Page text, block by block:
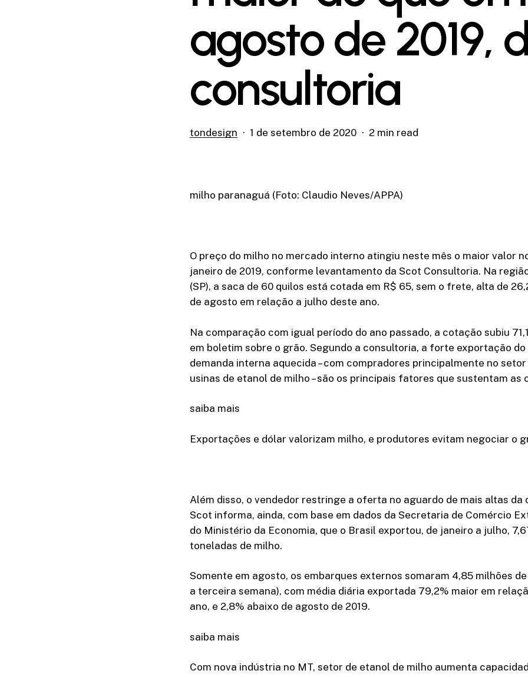
agosto de 2019,
consultoria
tondesign 1 de setembro de 2020 2 min read
milho paranaguá (Foto: Claudio Neves/APPA)
O preço do milho no mercado interno atingiu neste mês o maior valor
janeiro de 2019, conforme levantamento da Scot Consultoria. Na
(SP), a saca de 60 quilos está cotada em R$ 65, sem o frete, alta de
de agosto em relação a julho deste ano.
Na comparação com igual período do ano passado, a cotação subiu
em boletim sobre o grão. Segundo a consultoria, a forte exportação do
demanda interna aquecida – com compradores principalmente no
usinas de etanol de milho – são os principais fatores que sustentam as
saiba mais
Exportações e dólar valorizam milho, e produtores evitam negociar o
Além disso, o vendedor restringe a oferta no aguardo de mais altas da
Scot informa, ainda, com base em dados da Secretaria de Comércio
do Ministério da Economia, que o Brasil exportou, de janeiro a julho,
toneladas de milho.
Somente em agosto, os embarques externos somaram 4,85 milhões
a terceira semana), com média diária exportada 79,2% maior em
ano, e 2,8% abaixo de agosto de 2019.
saiba mais
Com nova indústria no MT, setor de etanol de milho aumenta